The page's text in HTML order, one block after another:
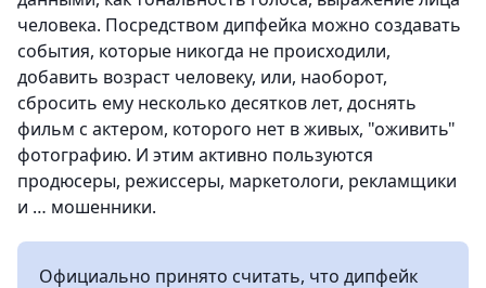
человека. Посредством дипфейка можно создавать
события, которые никогда не происходили,
добавить возраст человеку, или, наоборот,
сбросить ему несколько десятков лет, доснять
фильм с актером, которого нет в живых, "оживить"
фотографию. И этим активно пользуются
продюсеры, режиссеры, маркетологи, рекламщики
и … мошенники.
Официально принято считать, что дипфейк